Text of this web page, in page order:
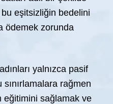
bu eşitsizliğin bedelini
ödemek zorunda
yalnızca pasif
rağmen
eğitimini sağlamak ve